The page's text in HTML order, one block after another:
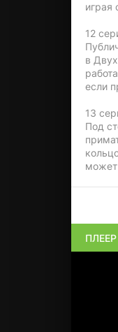
играя
12
в
если
13
Под
может
ПЛЕЕР